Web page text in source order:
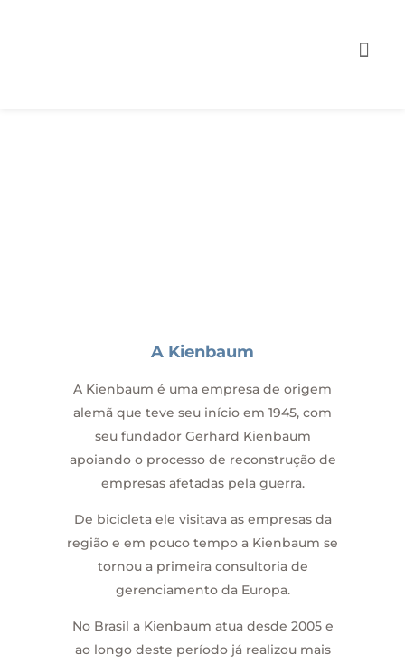
A Kienbaum
A Kienbaum é uma empresa de origem
alemã que teve seu início em 1945, com
seu fundador Gerhard Kienbaum
apoiando o processo de reconstrução de
empresas afetadas pela guerra.
De bicicleta ele visitava as empresas da
região e em pouco tempo a Kienbaum se
tornou a primeira consultoria de
gerenciamento da Europa.
No Brasil a Kienbaum atua desde 2005 e
ao longo deste período já realizou mais